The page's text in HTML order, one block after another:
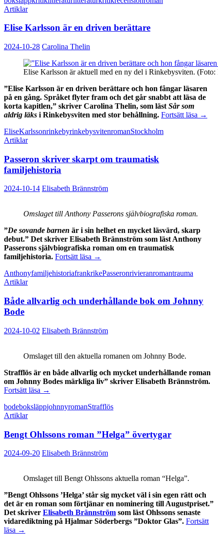
vänder
Artiklar
Elise Karlsson är en driven berättare
2024-10-28 Carolina Thelin
Elise Karlsson är aktuell med en ny del i Rinkebysviten.
”Elise Karlsson är en driven berättare och hon fångar läsaren
på en gång. Språket flyter fram och det går snabbt att läsa de
korta kapitlen,” skriver Carolina Thelin, som läst Sår som
aldrig läks i Rinkebysviten med stor behållning. Fortsätt läsa Elise
→
EliseKarlssonrinkebyrinkebysvitenromanStockholm
Artiklar
Passeron skriver skarpt om traumatisk
familjehistoria
2024-10-14 Elisabeth Brännström
Omslaget till Anthony Passerons självbiografiska roman.
”De sovande barnen är i sin helhet en mycket läsvärd, skarp
debut.” Det skriver Elisabeth Brännström som läst Anthony
Passerons självbiografiska roman om en traumatisk
familjehistoria. Fortsätt läsa Passeron
skarpt
familjehistoria
→
AnthonyfamiljehistoriafrankrikePasseronrivieranromantrauma
Artiklar
Både allvarlig och underhållande bok om Johnny
Bode
2024-10-02 Elisabeth Brännström
Omslaget till den aktuella romanen om Johnny Bode.
Strafflös är en både allvarlig och mycket underhållande roman
om Johnny Bodes märkliga liv” skriver Elisabeth Brännström.
Fortsätt läsa Både
och
om
Bode
→
bodeboksläppjohnnyromanStrafflös
Artiklar
Bengt Ohlssons roman ”Helga” övertygar
2024-09-20 Elisabeth Brännström
Omslaget till Bengt Ohlssons aktuella roman “Helga”.
”Bengt Ohlssons ’Helga’ står sig mycket väl i sin egen rätt och
det är en roman som förtjänar en nominering till Augustpriset.”
Det skriver Elisabeth Brännström som läst Ohlssons senaste
vidarediktning på Hjalmar Söderbergs ”Doktor Glas”. Fortsätt
läsa Bengt
→